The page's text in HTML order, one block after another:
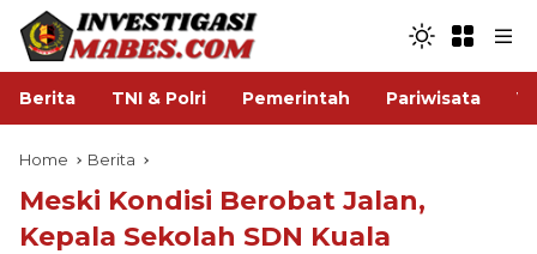
Berita TNI & Polri Pemerintah Pariwisata
Home Berita
Meski Kondisi Berobat Jalan,
Kepala Sekolah SDN Kuala